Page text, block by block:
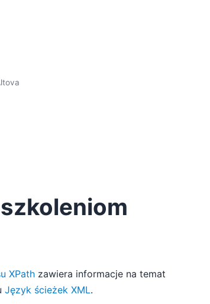
XPath zawiera informacje na temat
Język ścieżek XML.